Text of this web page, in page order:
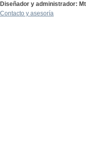
Diseñador y administrador:
Contacto y asesoría